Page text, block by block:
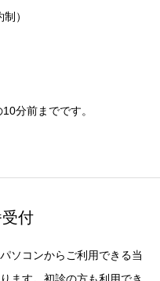
）
分前までです。
付
ソコンからご利用できる当
ます。初診の方も利用でき